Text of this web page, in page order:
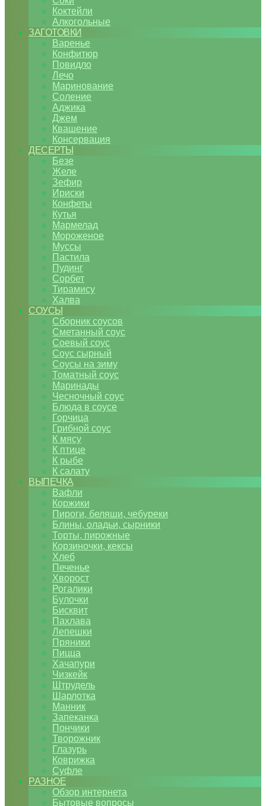
Коктейли
Алкогольные
ЗАГОТОВКИ
Варенье
Конфитюр
Повидло
Лечо
Маринование
Соление
Аджика
Джем
Квашение
Консервация
ДЕСЕРТЫ
Безе
Желе
Зефир
Ириски
Конфеты
Кутья
Мармелад
Мороженое
Муссы
Пастила
Пудинг
Сорбет
Тирамису
Халва
СОУСЫ
Сборник соусов
Сметанный соус
Соевый соус
Соус сырный
Соусы на зиму
Томатный соус
Маринады
Чесночный соус
Блюда в соусе
Горчица
Грибной соус
К мясу
К птице
К рыбе
К салату
ВЫПЕЧКА
Вафли
Коржики
Пироги, беляши, чебуреки
Блины, оладьи, сырники
Торты, пирожные
Корзиночки, кексы
Хлеб
Печенье
Хворост
Рогалики
Булочки
Бисквит
Пахлава
Лепешки
Пряники
Пицца
Хачапури
Чизкейк
Штрудель
Шарлотка
Манник
Запеканка
Пончики
Творожник
Глазурь
Коврижка
Суфле
РАЗНОЕ
Обзор интернета
Бытовые вопросы